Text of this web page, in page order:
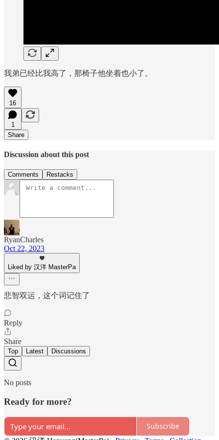
我弟已经比我高了，那椅子他坐着也小了。
16
1
Share
Discussion about this post
Comments Restacks
RyanCharles
Oct 22, 2023
Liked by 汉洋 MasterPa
悲智双运，这个词记住了
Reply
Share
Top Latest Discussions
No posts
Ready for more?
Subscribe